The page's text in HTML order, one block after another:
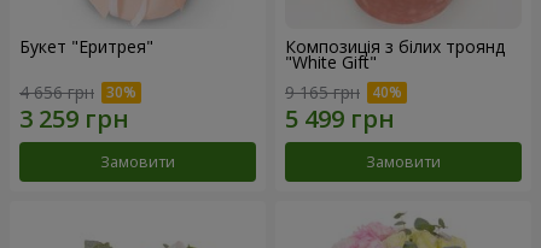
Букет "Еритрея"
4 656 грн
Замовити
Композиція з білих троянд
"White Gift"
9 165 грн
Замовити